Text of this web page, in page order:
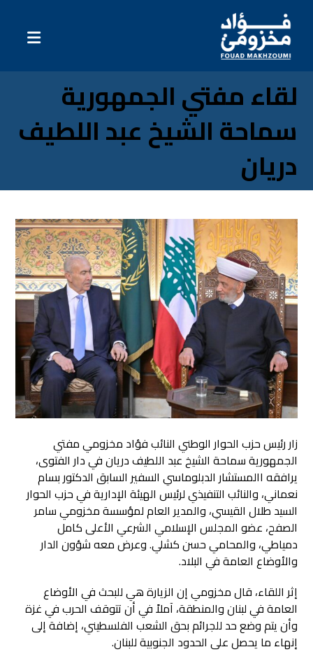
لقاء مفتي الجمهورية
سماحة الشيخ عبد اللطيف
دريان
زار رئيس حزب الحوار الوطني النائب فؤاد مخزومي مفتي
الجمهورية سماحة الشيخ عبد اللطيف دريان في دار الفتوى،
يرافقه االمستشار الدبلوماسي السفير السابق الدكتور بسام
نعماني، والنائب التنفيذي لرئيس الهيئة الإدارية في حزب الحوار
السيد طلال القيسي، والمدير العام لمؤسسة مخزومي سامر
الصفح، عضو المجلس الإسلامي الشرعي الأعلى كامل
دمياطي، والمحامي حسن كشلي. وعرض معه شؤون الدار
والأوضاع العامة في البلاد.
إثر اللقاء، قال مخزومي إن الزيارة هي للبحث في الأوضاع
العامة في لبنان والمنطقة، آملاً في أن تتوقف الحرب في غزة
وأن يتم وضع حد للجرائم بحق الشعب الفلسطيني، إضافة إلى
إنهاء ما يحصل على الحدود الجنوبية للبنان.